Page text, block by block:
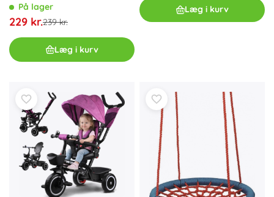
På lager
229 kr.239 kr.
Læg i kurv
Læg i kurv